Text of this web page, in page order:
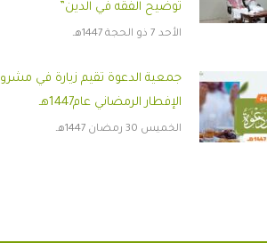
توضيح الفقه في الدين”
الأحد 7 ذو الحجة 1447هـ
جمعية الدعوة تقيم زيارة في
الإفطار الرمضاني عام1447هـ
الخميس 30 رمضان 1447هـ